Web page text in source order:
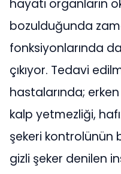
hayati organların
bozulduğunda
fonksiyonlarında
çıkıyor. Tedavi
hastalarında;
kalp yetmezliği,
şekeri kontrolünün
gizli şeker denilen